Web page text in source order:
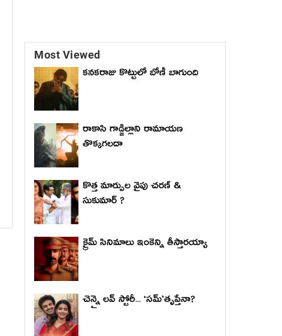
Most Viewed
కనకరాజు కొట్టులో బోణీ బాగుంది
రాకాసి గాడ్జిల్లాని రామాయణ
తొక్కగలదా
కొత్త మార్పుల వైపు చరణ్ &
సుకుమార్ ?
క్రైమ్ సినిమాలు ఇంకెన్ని తీస్తారయ్యా
చెన్నై లవ్ స్టోరీ... ‘సమ్’తృప్తేనా?